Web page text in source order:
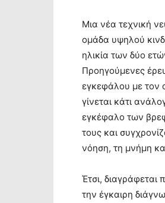
Μια νέα τεχνική
ομάδα υψηλού
ηλικία των δύο
Προηγούμενες
εγκεφάλου με τον
γίνεται κάτι
εγκέφαλο των
τους και
νόηση, τη μνήμη
Έτσι, διαγράφεται
την έγκαιρη